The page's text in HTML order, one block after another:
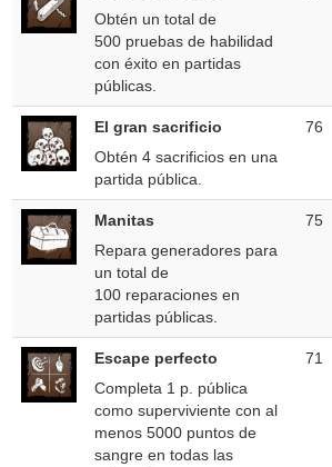
Obtén un total de
500 pruebas de habilidad
con éxito en partidas
públicas.
El gran sacrificio
Obtén 4 sacrificios en una
partida pública.
76
Manitas
Repara generadores para
un total de
100 reparaciones en
partidas públicas.
75
Escape perfecto
Completa 1 p. pública
como superviviente con al
menos 5000 puntos de
sangre en todas las
71